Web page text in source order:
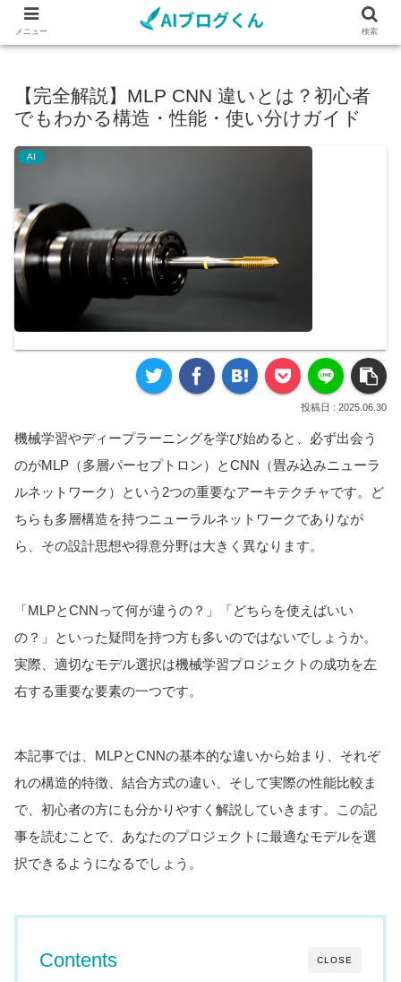
【完全解説】MLP CNN 違いとは？初心者
でもわかる構造・性能・使い分けガイド
AI
2025.06.30
機械学習やディープラーニングを学び始めると、必ず出会う
のがMLP（多層パーセプトロン）とCNN（畳み込みニューラ
ルネットワーク）という2つの重要なアーキテクチャです。ど
ちらも多層構造を持つニューラルネットワークでありなが
ら、その設計思想や得意分野は大きく異なります。
「MLPとCNNって何が違うの？」「どちらを使えばいい
の？」といった疑問を持つ方も多いのではないでしょうか。
実際、適切なモデル選択は機械学習プロジェクトの成功を左
右する重要な要素の一つです。
本記事では、MLPとCNNの基本的な違いから始まり、それぞ
れの構造的特徴、結合方式の違い、そして実際の性能比較ま
で、初心者の方にも分かりやすく解説していきます。この記
事を読むことで、あなたのプロジェクトに最適なモデルを選
択できるようになるでしょう。
CLOSE
Contents
メニュー 検索